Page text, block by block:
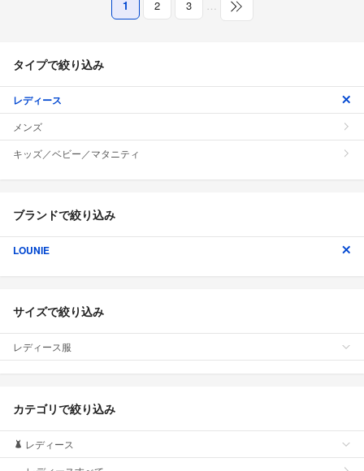
1 2 3 …
タイプで絞り込み
レディース
メンズ
キッズ／ベビー／マタニティ
ブランドで絞り込み
LOUNIE
サイズで絞り込み
レディース服
カテゴリで絞り込み
レディース